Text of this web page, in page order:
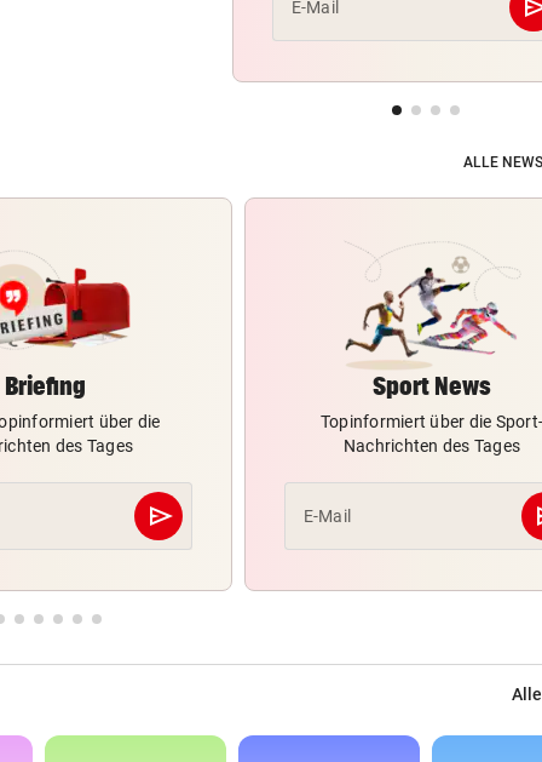
E-Mail
ALLE
Briefing
über die
des Tages
send
Abschicken
Sport News
Topinformiert über die Sport-
Nachrichten des Tages
E-Mail